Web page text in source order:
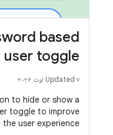
based
user toggle
Updated ۷ اوت ۲۰۲۶
to hide or show a
toggle to improve
user experience.